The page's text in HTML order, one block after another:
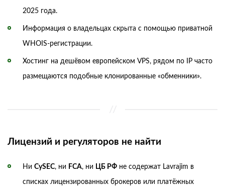
2025 года.
Информация о владельцах скрыта с помощью приватной
WHOIS-регистрации.
Хостинг на дешёвом европейском VPS, рядом по IP часто
размещаются подобные клонированные «обменники».
Лицензий и регуляторов не найти
Ни CySEC, ни FCA, ни ЦБ РФ не содержат Lavrajim в
списках лицензированных брокеров или платёжных